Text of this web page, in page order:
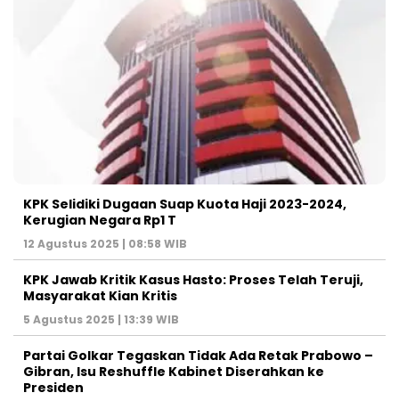
KPK Selidiki Dugaan Suap Kuota Haji 2023-2024,
Kerugian Negara Rp1 T
12 Agustus 2025 | 08:58 WIB
KPK Jawab Kritik Kasus Hasto: Proses Telah Teruji,
Masyarakat Kian Kritis
5 Agustus 2025 | 13:39 WIB
Partai Golkar Tegaskan Tidak Ada Retak Prabowo –
Gibran, Isu Reshuffle Kabinet Diserahkan ke
Presiden